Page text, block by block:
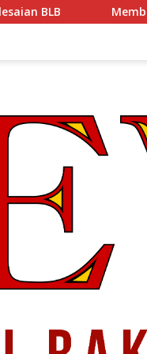
Pancasilanomics